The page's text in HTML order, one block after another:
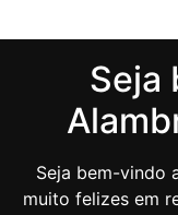
Seja
Seja bem-vindo
muito felizes em